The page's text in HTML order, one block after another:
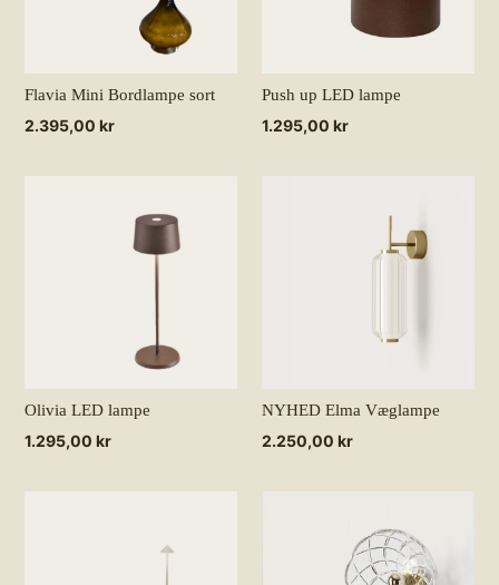
Flavia Mini Bordlampe sort
Normalpris
2.395,00 kr
Push up LED lampe
Normalpris
1.295,00 kr
Olivia LED lampe
Normalpris
1.295,00 kr
NYHED Elma Væglampe
Normalpris
2.250,00 kr